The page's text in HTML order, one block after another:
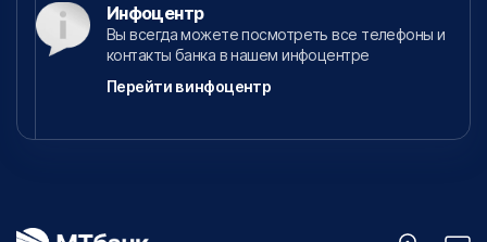
Инфоцентр
Вы всегда можете посмотреть все телефоны и
контакты банка в нашем инфоцентре
Перейти в инфоцентр